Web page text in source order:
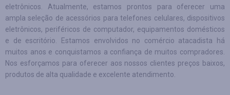
eletrônicos. Atualmente, estamos prontos para oferecer uma
ampla seleção de acessórios para telefones celulares, dispositivos
eletrônicos, periféricos de computador, equipamentos domésticos
e de escritório. Estamos envolvidos no comércio atacadista há
muitos anos e conquistamos a confiança de muitos compradores.
Nos esforçamos para oferecer aos nossos clientes preços baixos,
produtos de alta qualidade e excelente atendimento.